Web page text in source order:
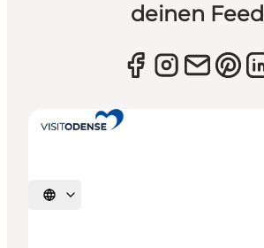
deinen Feed
Sprache auswählen